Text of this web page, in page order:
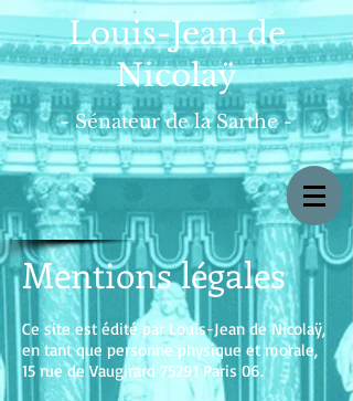
Louis-Jean de
Nicolaÿ
- Sénateur de la Sarthe -
Mentions légales
Ce site est édité par Louis-Jean de Nicolaÿ,
en tant que personne physique et morale,
15 rue de Vaugirard 75291 Paris 06.